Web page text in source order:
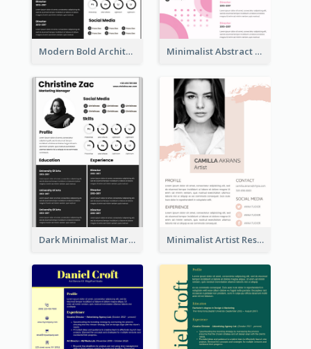
Modern Bold Architect Resume Minimalist Abstract Pink Resume
Dark Minimalist Marketing Manager Resume Minimalist Artist Resume